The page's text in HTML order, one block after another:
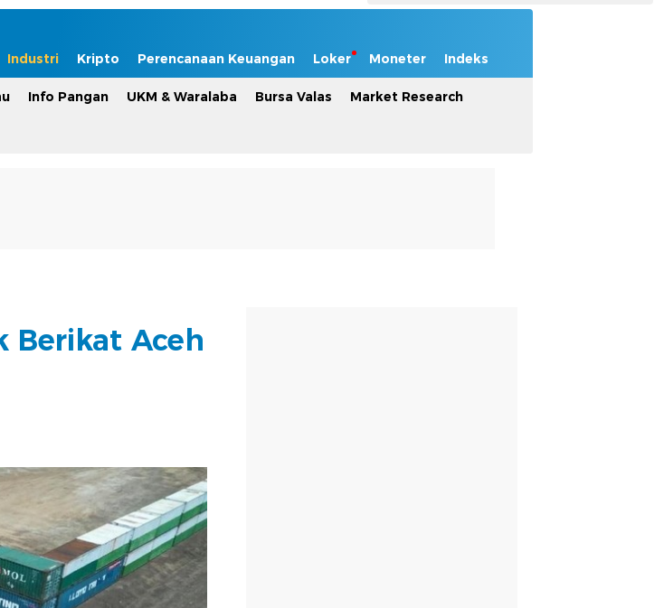
Industri Kripto Perencanaan Keuangan Loker Moneter Indeks
Info Pangan UKM & Waralaba Bursa Valas Market Research
Berikat Aceh